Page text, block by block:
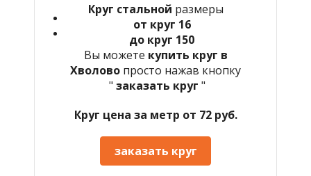
Круг стальной размеры
от круг 16
до круг 150
Вы можете купить круг в
Хволово просто нажав кнопку
" заказать круг "
Круг цена за метр от 72 руб.
заказать круг